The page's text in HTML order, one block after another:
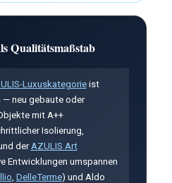
Qualitätsmaßstab
Luxuskategorieist
— neu gebaute oder
mit A++
Isolierung,
derAZULIS Art
Entwicklungen umspannen
, DelleTerme) und Aldo